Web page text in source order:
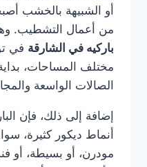
أو الشبيهة بالخشب
من أعمال التشطيب.
باركيه في الشارقة في
مختلف المساحات،
الصالات الواسعة
إضافة إلى ذلك، فإن
أنماط ديكور كثيرة،
مودرن، أو بسيطة، أو